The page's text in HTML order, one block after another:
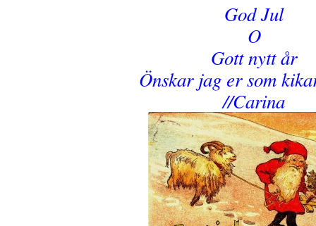
God Jul
O
Gott nytt år
Önskar jag er som
//Carina